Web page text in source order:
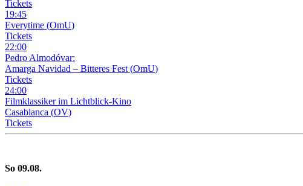
Tickets
19:45
Everytime (OmU)
Tickets
22:00
Pedro Almodóvar:
Amarga Navidad – Bitteres Fest (OmU)
Tickets
24:00
Filmklassiker im Lichtblick-Kino
Casablanca (OV)
Tickets
So 09.08.